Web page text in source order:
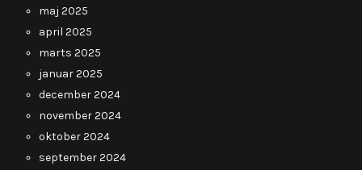
maj 2025
april 2025
marts 2025
januar 2025
december 2024
november 2024
oktober 2024
september 2024